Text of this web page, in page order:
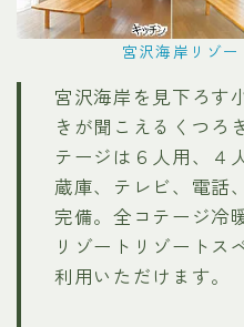
宮沢海岸リゾー
宮沢海岸を見下ろす
きが聞こえるくつろ
テージは６人用、４
蔵庫、テレビ、電話
完備。全コテージ冷
リゾートリゾートス
利用いただけます。